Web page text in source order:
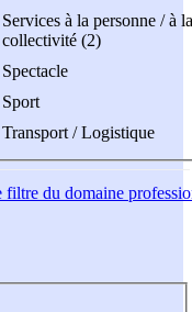
Services à la personne / à la
collectivité (2)
Spectacle
Sport
Transport / Logistique
du domaine